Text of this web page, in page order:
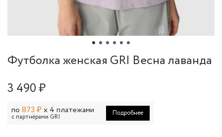
Футболка женская GRI Весна лаванда
3 490 ₽
по 873 ₽ x 4 платежами
с партнёрами GRI Подробнее